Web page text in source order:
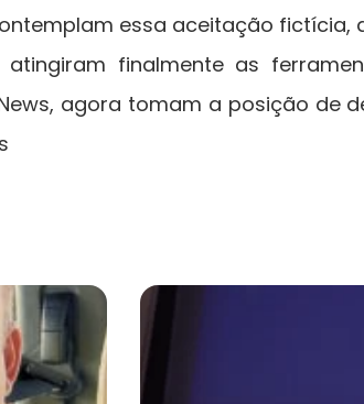
essa aceitação fictícia,
finalmente as
agora tomam a posição de